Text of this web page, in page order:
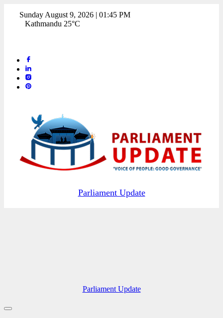
Sunday August 9, 2026 | 01:45 PM
Kathmandu 25°C
Parliament Update
Parliament Update